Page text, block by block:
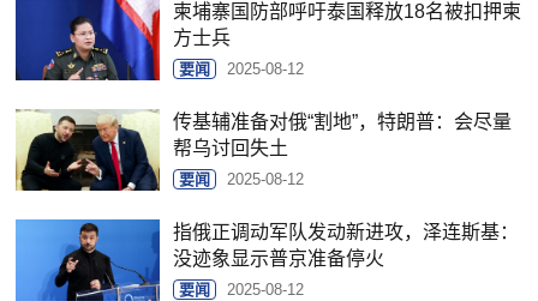
柬埔寨国防部呼吁泰国释放18名被扣押柬
方士兵
要闻 2025-08-12
传基辅准备对俄“割地”，特朗普：会尽量
帮乌讨回失土
要闻 2025-08-12
指俄正调动军队发动新进攻，泽连斯基：
没迹象显示普京准备停火
要闻 2025-08-12